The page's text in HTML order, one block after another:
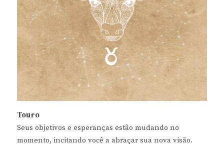
Touro
Seus objetivos e esperanças estão mudando no
momento, incitando você a abraçar sua nova visão.